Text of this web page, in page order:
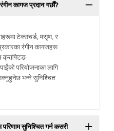
कागज प्रदान गर्छौं?
टेक्सचर्ड, मसृण, र
रंगीन कागजहरू
क्राफ्टिङ
परियोजनाका लागि
भन्ने सुनिश्चित
परिणाम सुनिश्चित गर्न कसरी